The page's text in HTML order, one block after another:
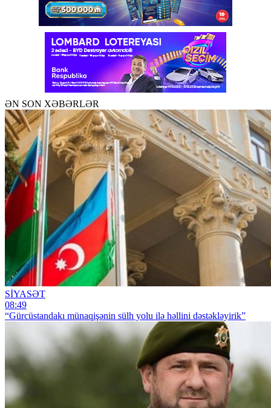
ƏN SON XƏBƏRLƏR
SİYASƏT
08:49
“Gürcüstandakı münaqişənin sülh yolu ilə həllini dəstəkləyirik”